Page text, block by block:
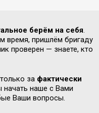
берём на себя.
время, пришлём бригаду
проверен — знаете, кто
за фактически
наше с Вами
Ваши вопросы.